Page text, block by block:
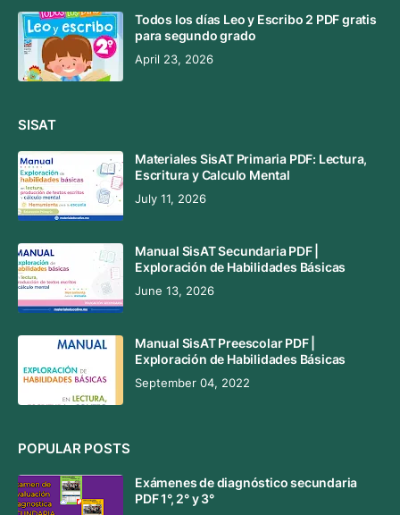
Todos los días Leo y Escribo 2 PDF gratis
para segundo grado
April 23, 2026
SISAT
Materiales SisAT Primaria PDF: Lectura,
Escritura y Calculo Mental
July 11, 2026
Manual SisAT Secundaria PDF |
Exploración de Habilidades Básicas
June 13, 2026
Manual SisAT Preescolar PDF |
Exploración de Habilidades Básicas
September 04, 2022
POPULAR POSTS
Exámenes de diagnóstico secundaria
PDF 1°, 2° y 3°